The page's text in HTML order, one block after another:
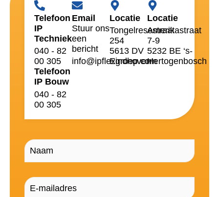
Telefoon
IP
Techniek
040 - 82
00 305
Telefoon
IP Bouw
040 - 82
00 305
Email
Stuur ons
een
bericht
info@ipflexgroep.com
Locatie
Tongelresestraat
254
5613 DV
Eindhoven
Locatie
Amerikastraat
7-9
5232 BE ‘s-
Hertogenbosch
Naam
E-
mailadres(Vereist)